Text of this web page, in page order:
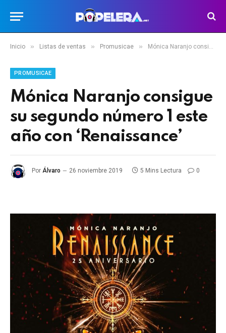
Inicio » Listas de ventas » Promusicae » Mónica Naranjo consigue su segundo número 1 este año con ‘Renaissance’
PROMUSICAE
Mónica Naranjo consigue
su segundo número 1 este
año con ‘Renaissance’
Por Álvaro 26 noviembre 2019 5 Mins Lectura 0